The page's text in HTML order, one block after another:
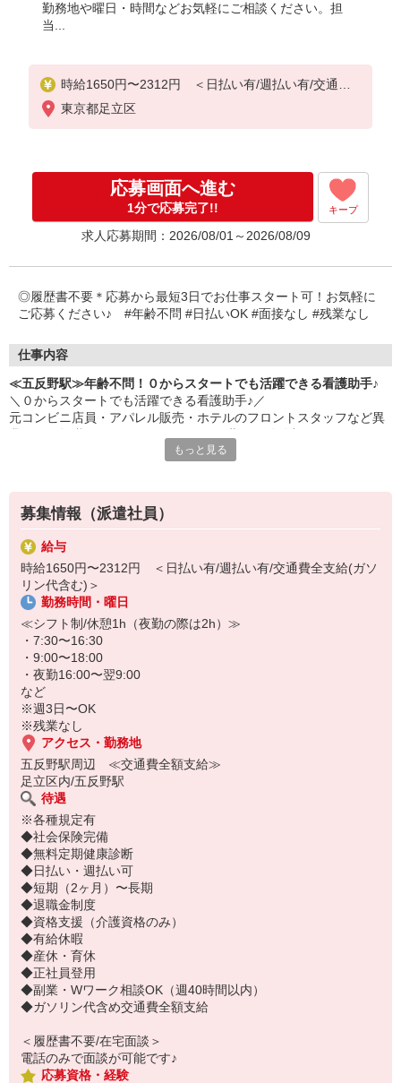
勤務地や曜日・時間などお気軽にご相談ください。担
当...
時給1650円〜2312円 ＜日払い有/週払い有/交通費
全支給(ガソリン代含む)＞
東京都足立区
応募画面へ進む
1分で応募完了!! キープ
求人応募期間：2026/08/01～2026/08/09
◎履歴書不要＊応募から最短3日でお仕事スタート可！お気軽に
ご応募ください♪ #年齢不問 #日払いOK #面接なし #残業なし
仕事内容
≪五反野駅≫年齢不問！０からスタートでも活躍できる看護助手♪
＼０からスタートでも活躍できる看護助手♪／
元コンビニ店員・アパレル販売・ホテルのフロントスタッフなど異
＊シーツ交換
＊患者さんの誘導
＊入浴や食事などの介助 など
環境、待遇どちらも良好◎
病院勤務が初めての方の定着率も高め☆
お試し2ヶ月〜の勤務も大歓迎です♪
もっと見る
募集情報（派遣社員）
給与
時給1650円〜2312円 ＜日払い有/週払い有/交通費全支給(ガソ
リン代含む)＞
勤務時間・曜日
≪シフト制/休憩1h（夜勤の際は2h）≫
・7:30〜16:30
・9:00〜18:00
・夜勤16:00〜翌9:00
など
※週3日〜OK
※残業なし
アクセス・勤務地
五反野駅周辺 ≪交通費全額支給≫
足立区内/五反野駅
待遇
※各種規定有
◆社会保険完備
◆無料定期健康診断
◆日払い・週払い可
◆短期（2ヶ月）〜長期
◆退職金制度
◆資格支援（介護資格のみ）
◆有給休暇
◆産休・育休
◆正社員登用
◆副業・Wワーク相談OK（週40時間以内）
◆ガソリン代含め交通費全額支給
＜履歴書不要/在宅面談＞
電話のみで面談が可能です♪
応募資格・経験